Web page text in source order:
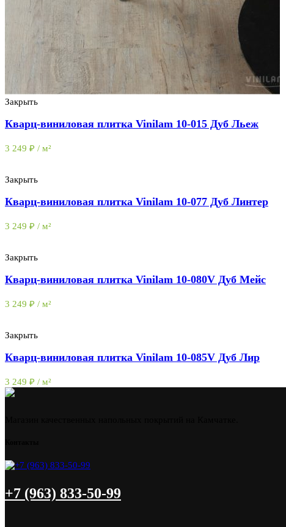
Закрыть
Кварц-виниловая плитка Vinilam 10-015 Дуб Льеж
3 249 ₽ / м²
Закрыть
Кварц-виниловая плитка Vinilam 10-077 Дуб Линтер
3 249 ₽ / м²
Закрыть
Кварц-виниловая плитка Vinilam 10-080V Дуб Мейс
3 249 ₽ / м²
Закрыть
Кварц-виниловая плитка Vinilam 10-085V Дуб Лир
3 249 ₽ / м²
+7 (963) 833-50-99